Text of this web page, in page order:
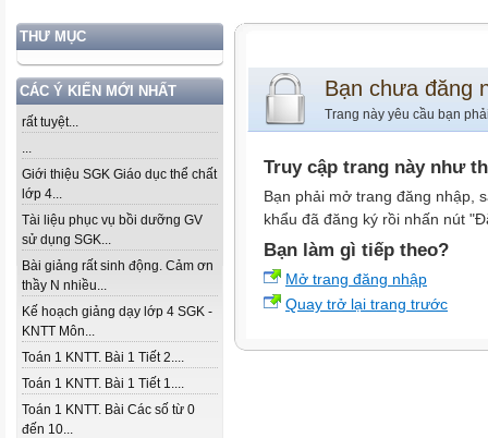
THƯ MỤC
CÁC Ý KIẾN MỚI NHẤT
rất tuyệt...
...
Giới thiệu SGK Giáo dục thể chất
lớp 4...
Tài liệu phục vụ bồi dưỡng GV
sử dụng SGK...
Bài giảng rất sinh động. Cảm ơn
thầy N nhiều...
Kế hoạch giảng dạy lớp 4 SGK -
KNTT Môn...
Toán 1 KNTT. Bài 1 Tiết 2....
Toán 1 KNTT. Bài 1 Tiết 1....
Toán 1 KNTT. Bài Các số từ 0
đến 10...
Bạn chưa đăng
Trang này yêu cầu bạn
Truy cập trang này như
Bạn phải mở trang đăng nhập,
khẩu đã đăng ký rồi nhấn nút
Bạn làm gì tiếp theo?
Mở trang đăng nhập
Quay trở lại trang trước